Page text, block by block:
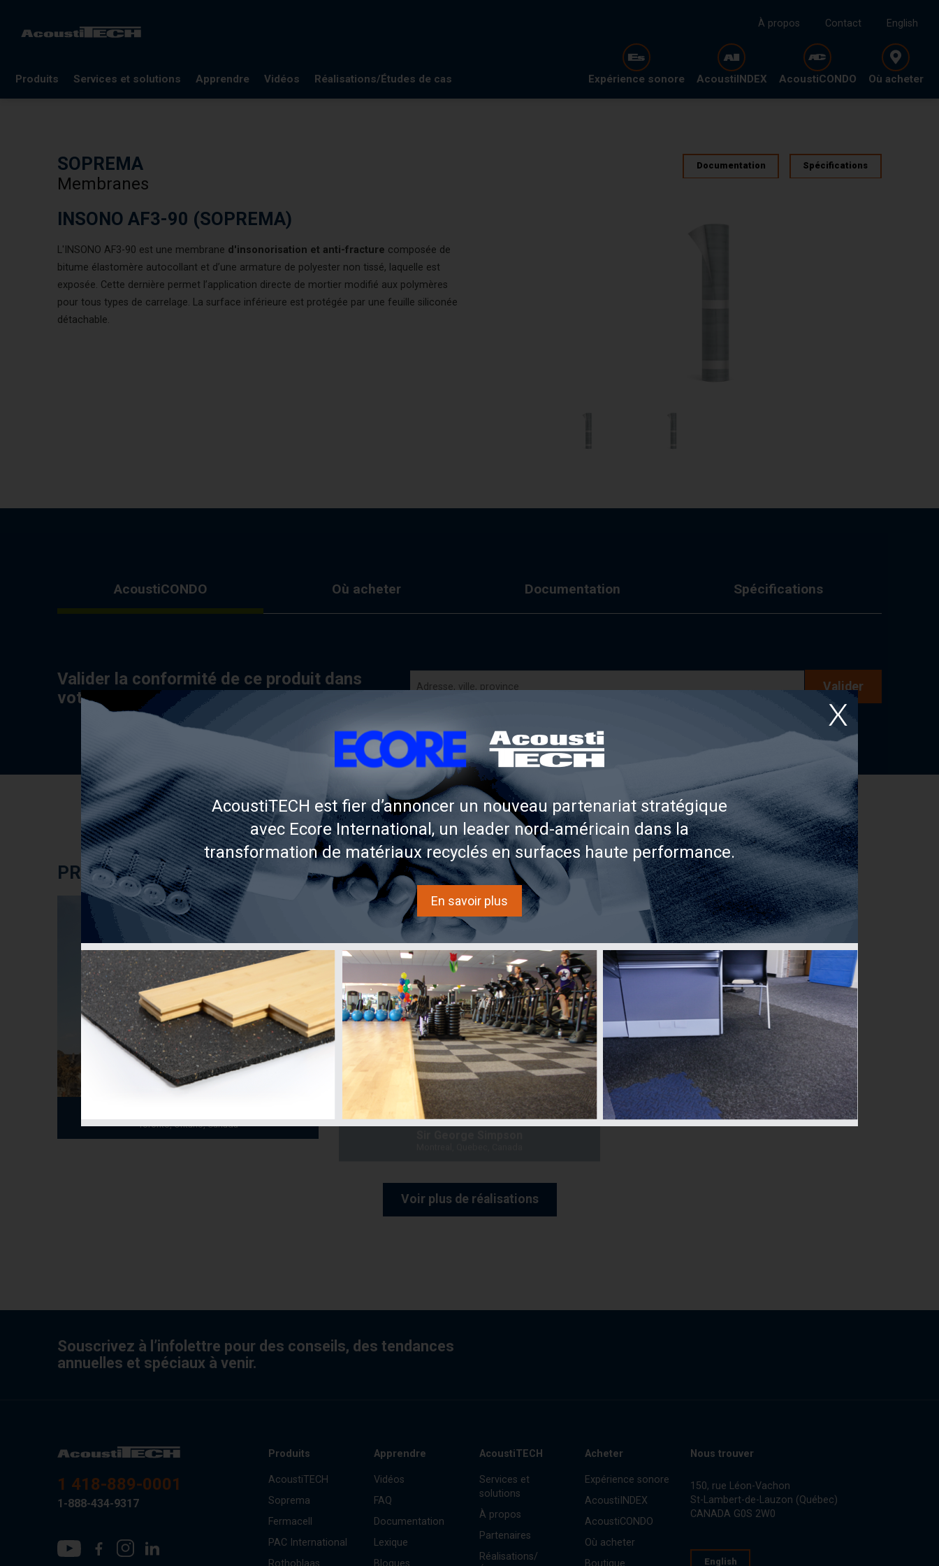
À propos Contact English
Produits Services et solutions Apprendre Vidéos Réalisations/Études de cas Expérience sonore AcoustiINDEX AcoustiCONDO Où acheter
SOPREMA
Membranes
INSONO AF3-90 (SOPREMA)
L'INSONO AF3-90 est une membrane d'insonorisation et anti-fracture composée de
bitume élastomère autocollant et d’une armature de polyester non tissé, laquelle est
exposée. Cette dernière permet l’application directe de mortier modifié aux polymères
pour tous types de carrelage. La surface inférieure est protégée par une feuille siliconée
détachable.
Documentation Spécifications
AcoustiCONDO Où acheter Documentation Spécifications
Valider la conformité de ce produit dans
votre condo
Valider
PROJETS RÉALISÉS AVEC LES SOLUTIONS ACOUSTITECH
Toronto, Ontario, Canada
Sir George Simpson
Montreal, Quebec, Canada
Arbora phase A
Montreal, Québec, Canada
Voir plus de réalisations
Souscrivez à l’infolettre pour des conseils, des tendances
annuelles et spéciaux à venir.
1 418-889-0001
1-888-434-9317
Produits
AcoustiTECH
Soprema
Fermacell
PAC International
Rothoblaas
Apprendre
Vidéos
FAQ
Documentation
Lexique
Blogues
AcoustiTECH
Services et
solutions
À propos
Partenaires
Réalisations/
Acheter
Expérience sonore
AcoustiINDEX
AcoustiCONDO
Où acheter
Boutique
Nous trouver
150, rue Léon-Vachon
St-Lambert-de-Lauzon (Québec)
CANADA G0S 2W0
English
AcoustiTECH est fier d’annoncer un nouveau partenariat stratégique
avec Ecore International, un leader nord-américain dans la
transformation de matériaux recyclés en surfaces haute performance.
En savoir plus